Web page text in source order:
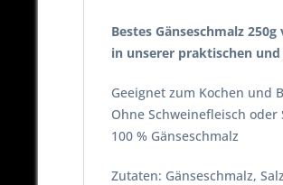
Bestes Gänseschmalz
in unserer praktischen
Geeignet zum Kochen und
Ohne Schweinefleisch
100 % Gänseschmalz
Zutaten: Gänseschmalz, Salz